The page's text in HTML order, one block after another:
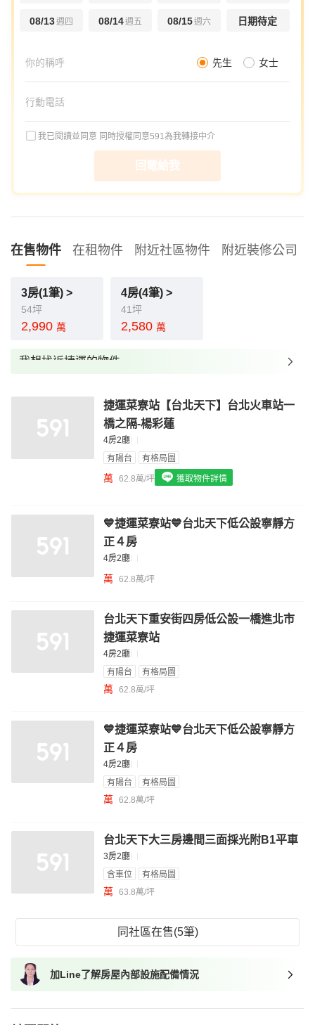
08/13週四 08/14週五 08/15週六 日期待定
先生 女士
我已閱讀並同意 同時授權同意591為我轉接中介
回電給我
在售物件 在租物件 附近社區物件 附近裝修公司
3房(1筆) >
54坪
2,990 萬
4房(4筆) >
41坪
2,580 萬
我想找近捷運的物件
我想找配備瓦斯爐的物件
我想找廁所開窗的物件
我想找具垃圾處理的物件
捷運菜寮站【台北天下】台北火車站一
橋之隔-楊彩蓮
4房2廳
有陽台
有格局圖
萬 62.8萬/坪 獲取物件詳情
💙捷運菜寮站💙台北天下低公設寧靜方
正４房
4房2廳
萬 62.8萬/坪
台北天下重安街四房低公設一橋進北市
捷運菜寮站
4房2廳
有陽台
有格局圖
萬 62.8萬/坪
💙捷運菜寮站💙台北天下低公設寧靜方
正４房
4房2廳
有陽台
有格局圖
萬 62.8萬/坪
台北天下大三房邊間三面採光附B1平車
3房2廳
含車位
有格局圖
萬 63.8萬/坪
同社區在售(5筆)
加Line了解房屋內部設施配備情況